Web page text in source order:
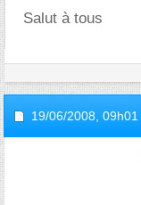
Salut à tous
19/06/2008, 09h01